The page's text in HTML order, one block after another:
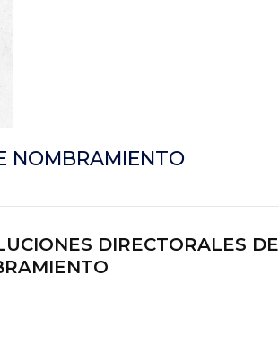
NOMBRAMIENTO
DIRECTORALES DE